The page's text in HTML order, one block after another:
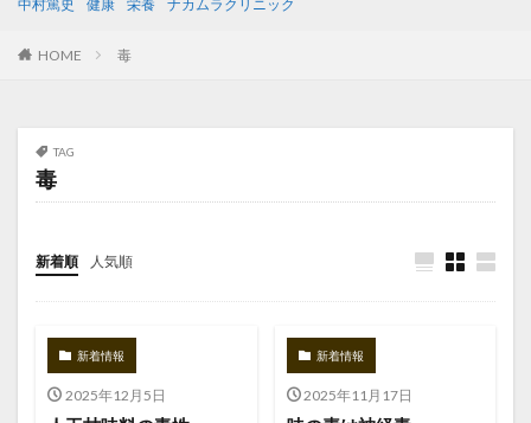
中村篤史 健康 栄養 ナカムラクリニック
HOME 毒
TAG
毒
新着順 人気順
新着情報
2025年12月5日
新着情報
2025年11月17日